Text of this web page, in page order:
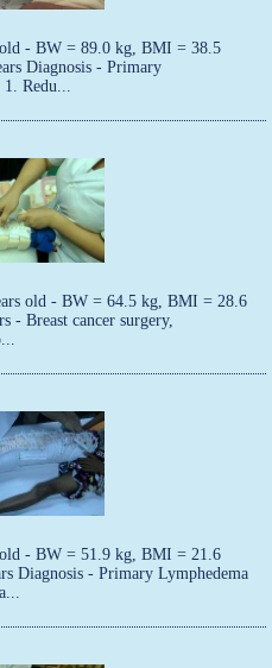
- BW = 89.0 kg, BMI = 38.5
Diagnosis - Primary
Redu...
old - BW = 64.5 kg, BMI = 28.6
- Breast cancer surgery,
- BW = 51.9 kg, BMI = 21.6
Diagnosis - Primary Lymphedema